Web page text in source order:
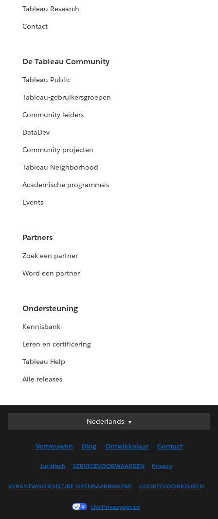
Tableau Research
Contact
De Tableau Community
Tableau Public
Tableau-gebruikersgroepen
Community-leiders
DataDev
Community-projecten
Tableau Neighborhood
Academische programma's
Events
Partners
Zoek een partner
Word een partner
Ondersteuning
Kennisbank
Leren en certificering
Tableau Help
Alle releases
Nederlands
Nederlands
English (UK)
Français (Canada)
Français (France)
Vertrouwen Blog Ontwikkelaar Contact
Juridisch SERVICEVOORWAARDEN Privacy
VERANTWOORDELIJKE OPENBAARMAKING COOKIEVOORKEUREN
Uw Privacyopties